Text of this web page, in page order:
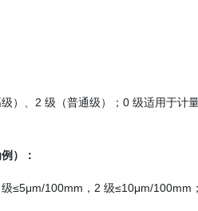
）、2 级（普通级）；0 级适用于计
）：
≤5μm/100mm，2 级≤10μm/100mm；